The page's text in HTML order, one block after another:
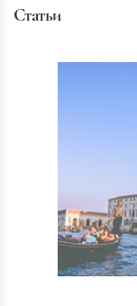
Статьи